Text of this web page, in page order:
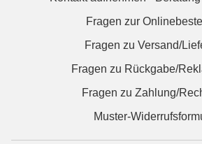
Fragen zur
Fragen zu Versand/
Fragen zu Rückgabe/
Fragen zu Zahlung/
Muster-